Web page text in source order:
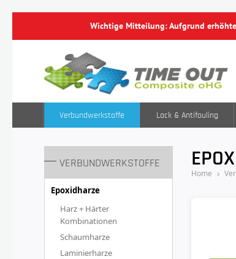
Wichtige Mitteilung: Aufgrund
Verbundwerkstoffe Lack & Antifouling
VERBUNDWERKSTOFFE
Epoxidharze
Harz + Härter
Kombinationen
Schaumharze
Laminierharze
Home